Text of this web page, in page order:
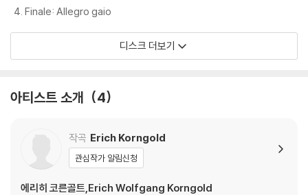
4. Finale: Allegro gaio
디스크 더보기
아티스트 소개 4
작곡 Erich Korngold
관심작가 알림신청
에리히 코른골트,Erich Wolfgang Korngold